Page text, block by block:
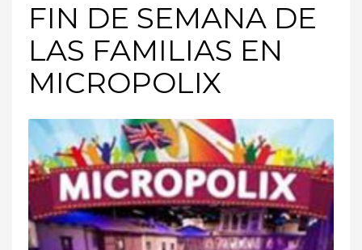
FIN DE SEMANA DE
LAS FAMILIAS EN
MICROPOLIX